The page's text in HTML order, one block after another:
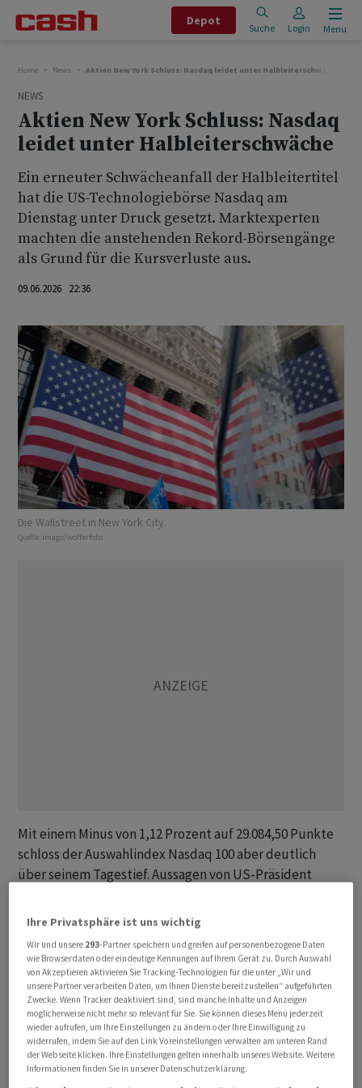
Depot
Suche Login Menu
Home News Aktien New York Schluss: Nasdaq leidet unter Halbleiterschwäche
NEWS
Aktien New York Schluss: Nasdaq
leidet unter Halbleiterschwäche
Ein erneuter Schwächeanfall der Halbleitertitel
hat die US-Technologiebörse Nasdaq am
Dienstag unter Druck gesetzt. Marktexperten
machten die anstehenden Rekord-Börsengänge
als Grund für die Kursverluste aus.
09.06.2026 22:36
Die Wallstreet in New York City.
Quelle: imago/wolterfoto
Mit einem Minus von 1,12 Prozent auf 29.084,50 Punkte
schloss der Auswahlindex Nasdaq 100 aber deutlich
über seinem Tagestief. Aussagen von US-Präsident
nachhaltige Belastung für die Aktienkurse. Am Freitag
Zinsängste nach einem soliden US-Arbeitsmarktbericht
um 4,8 Prozent abgesackt, hatte sich seitdem aber
wieder deutlich erholt.
Die anderen Indizes hielten sich am Dienstag wie schon
zuletzt deutlich besser. Der marktbreite S&P 500
dämmte mit 7.386,65 Punkten sein Minus auf 0,26
Ihre Privatsphäre ist uns wichtig
Wir und unsere 293-Partner speichern und greifen auf personenbezogene Daten
wie Browserdaten oder eindeutige Kennungen auf Ihrem Gerät zu. Durch Auswahl
von Akzeptieren aktivieren Sie Tracking-Technologien für die unter „Wir und
unsere Partner verarbeiten Daten, um Ihnen Dienste bereitzustellen“ aufgeführten
Zwecke. Wenn Tracker deaktiviert sind, sind manche Inhalte und Anzeigen
möglicherweise nicht mehr so relevant für Sie. Sie können dieses Menü jederzeit
wieder aufrufen, um Ihre Einstellungen zu ändern oder Ihre Einwilligung zu
widerrufen, indem Sie auf den Link Voreinstellungen verwalten am unteren Rand
der Webseite klicken. Ihre Einstellungen gelten innerhalb unseres Website. Weitere
Informationen finden Sie in unserer Datenschutzerklärung.